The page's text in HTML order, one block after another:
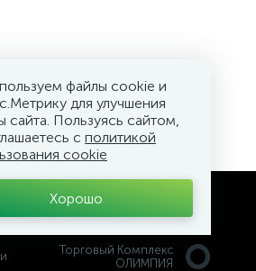
файлы cookie и
для улучшения
сайта. Пользуясь сайтом,
с политикой
cookie
Хорошо
Торговый Комплекс
ОЛИМПИЯ